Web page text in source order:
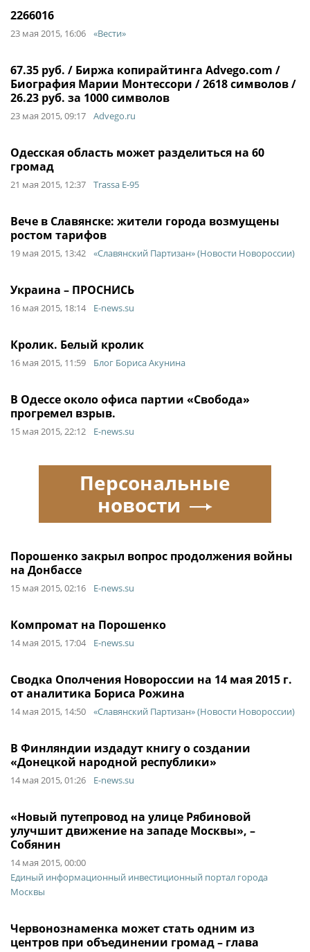
2266016
23 мая 2015, 16:06 «Вести»
67.35 руб. / Биржа копирайтинга Advego.com /
Биография Марии Монтессори / 2618 символов /
26.23 руб. за 1000 символов
23 мая 2015, 09:17 Advego.ru
Одесская область может разделиться на 60
громад
21 мая 2015, 12:37 Trassa E-95
Вече в Славянске: жители города возмущены
ростом тарифов
19 мая 2015, 13:42 «Славянский Партизан» (Новости Новороссии)
Украина – ПРОСНИСЬ
16 мая 2015, 18:14 E-news.su
Кролик. Белый кролик
16 мая 2015, 11:59 Блог Бориса Акунина
В Одессе около офиса партии «Свобода»
прогремел взрыв.
15 мая 2015, 22:12 E-news.su
Порошенко закрыл вопрос продолжения войны
на Донбассе
15 мая 2015, 02:16 E-news.su
Компромат на Порошенко
14 мая 2015, 17:04 E-news.su
Сводка Ополчения Новороссии на 14 мая 2015 г.
от аналитика Бориса Рожина
14 мая 2015, 14:50 «Славянский Партизан» (Новости Новороссии)
В Финляндии издадут книгу о создании
«Донецкой народной республики»
14 мая 2015, 01:26 E-news.su
«Новый путепровод на улице Рябиновой
улучшит движение на западе Москвы», –
Собянин
14 мая 2015, 00:00
Единый информационный инвестиционный портал города
Москвы
Червонознаменка может стать одним из
центров при объединении громад – глава
Персональные
новости